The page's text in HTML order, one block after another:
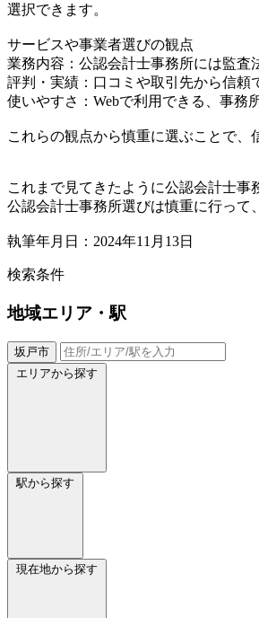
選択できます。
サービスや事業者選びの観点
業務内容：公認会計士事務所には監査
評判・実績：口コミや取引先から信頼
使いやすさ：Webで利用できる、事務
これらの観点から慎重に選ぶことで、
これまで見てきたように公認会計士事
公認会計士事務所選びは慎重に行って
執筆年月日：2024年11月13日
検索条件
地域エリア・駅
坂戸市
エリアから探す
駅から探す
現在地から探す